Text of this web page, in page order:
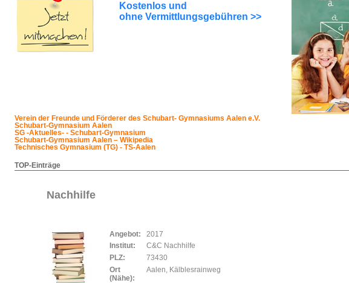
Kostenlos und
ohne Vermittlungsgebühren >>
Verein der Freunde und Förderer des Schubart- Gymnasiums Aalen e.V.
Schubart-Gymnasium Aalen
SG -Aktuelles- - Schubart-Gymnasium
Schubart-Gymnasium Aalen – Wikipedia
Technisches Gymnasium (TG) - TS-Aalen
TOP-Einträge
Nachhilfe
Angebot:
2017
Institut:
C&C Nachhilfe
PLZ:
73430
Ort
(Nähe):
Aalen, Kälblesrainweg